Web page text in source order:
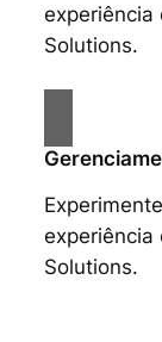
experiência
Solutions.
experiência
Solutions.